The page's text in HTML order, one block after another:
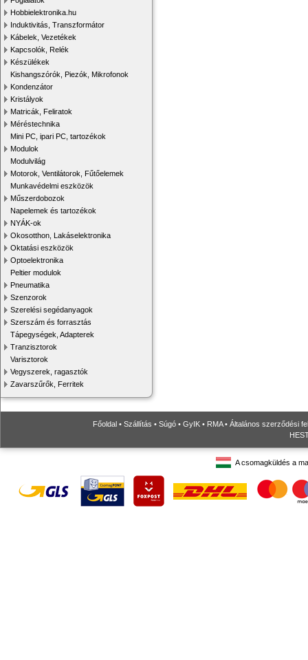
Hobbielektronika.hu
Induktivitás, Transzformátor
Kábelek, Vezetékek
Kapcsolók, Relék
Készülékek
Kishangszórók, Piezók, Mikrofonok
Kondenzátor
Kristályok
Matricák, Feliratok
Méréstechnika
Mini PC, ipari PC, tartozékok
Modulok
Modulvilág
Motorok, Ventilátorok, Fűtőelemek
Munkavédelmi eszközök
Műszerdobozok
Napelemek és tartozékok
NYÁK-ok
Okosotthon, Lakáselektronika
Oktatási eszközök
Optoelektronika
Peltier modulok
Pneumatika
Szenzorok
Szerelési segédanyagok
Szerszám és forrasztás
Tápegységek, Adapterek
Tranzisztorok
Varisztorok
Vegyszerek, ragasztók
Zavarszűrők, Ferritek
Főoldal • Szállítás • Súgó • GyIK • RMA• Általános szerződési
A csomagküldés a